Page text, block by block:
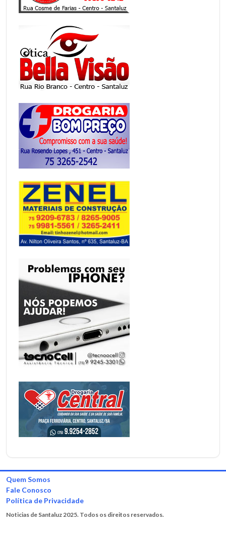
Quem Somos
Fale Conosco
Política de Privacidade
Noticias de Santaluz 2025. Todos os direitos reservados.